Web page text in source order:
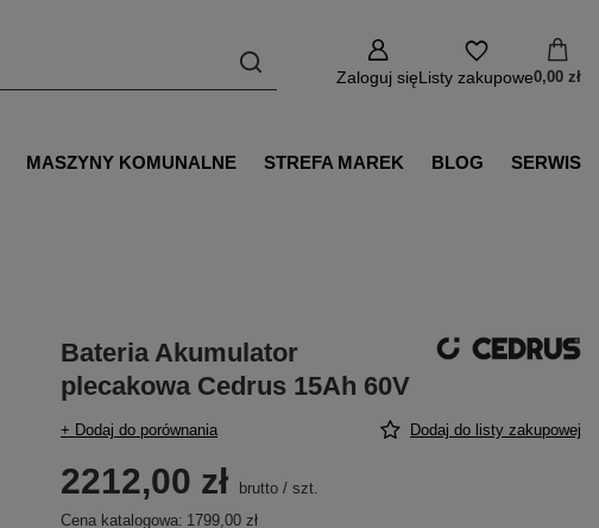
Zaloguj sięListy zakupowe0,00 zł
MASZYNY KOMUNALNE STREFA MAREK BLOG SERWIS
Bateria Akumulator
plecakowa Cedrus 15Ah 60V
+ Dodaj do porównania Dodaj do listy zakupowej
2212,00 zł brutto /szt.
Cena katalogowa: 1799,00 zł